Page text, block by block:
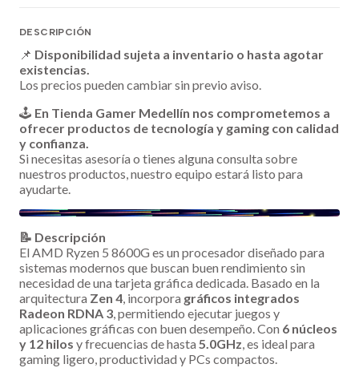
DESCRIPCIÓN
📌 Disponibilidad sujeta a inventario o hasta agotar
existencias.
Los precios pueden cambiar sin previo aviso.
🕹️ En Tienda Gamer Medellín nos comprometemos a
ofrecer productos de tecnología y gaming con calidad
y confianza.
Si necesitas asesoría o tienes alguna consulta sobre
nuestros productos, nuestro equipo estará listo para
ayudarte.
📝 Descripción
El AMD Ryzen 5 8600G es un procesador diseñado para
sistemas modernos que buscan buen rendimiento sin
necesidad de una tarjeta gráfica dedicada. Basado en la
arquitectura Zen 4, incorpora gráficos integrados
Radeon RDNA 3, permitiendo ejecutar juegos y
aplicaciones gráficas con buen desempeño. Con 6 núcleos
y 12 hilos y frecuencias de hasta 5.0GHz, es ideal para
gaming ligero, productividad y PCs compactos.